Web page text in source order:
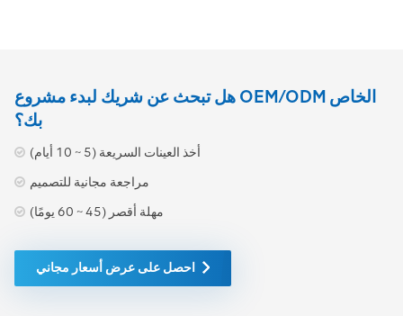
هل تبحث عن شريك لبدء مشروع OEM/ODM الخاص
بك؟
أخذ العينات السريعة (5 ~ 10 أيام)
مراجعة مجانية للتصميم
مهلة أقصر (45 ~ 60 يومًا)
احصل على عرض أسعار مجاني